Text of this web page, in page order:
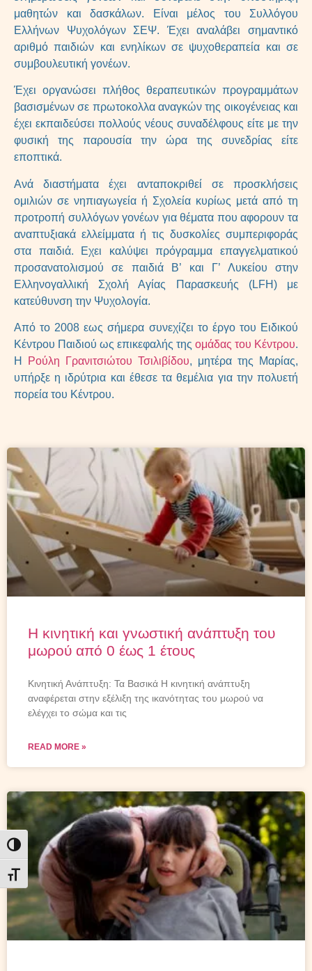
Εναλλαγή Υψηλής Αντίθεσης
Εναλλαγή Μεγέθους Γραμμάτων
μαθητών και δασκάλων. Είναι μέλος του Συλλόγου
Ελλήνων Ψυχολόγων ΣΕΨ. Έχει αναλάβει σημαντικό
αριθμό παιδιών και ενηλίκων σε ψυχοθεραπεία και σε
συμβουλευτική γονέων.
Έχει οργανώσει πλήθος θεραπευτικών προγραμμάτων
βασισμένων σε πρωτοκολλα αναγκών της οικογένειας και
έχει εκπαιδεύσει πολλούς νέους συναδέλφους είτε με την
φυσική της παρουσία την ώρα της συνεδρίας είτε
εποπτικά.
Ανά διαστήματα έχει ανταποκριθεί σε προσκλήσεις
ομιλιών σε νηπιαγωγεία ή Σχολεία κυρίως μετά από τη
προτροπή συλλόγων γονέων για θέματα που αφορουν τα
αναπτυξιακά ελλείμματα ή τις δυσκολίες συμπεριφοράς
στα παιδιά. Εχει καλύψει πρόγραμμα επαγγελματικού
προσανατολισμού σε παιδιά B’ και Γ’ Λυκείου στην
Ελληνογαλλική Σχολή Αγίας Παρασκευής (LFH) με
κατεύθυνση την Ψυχολογία.
Από το 2008 εως σήμερα συνεχίζει το έργο του Ειδικού
Κέντρου Παιδιού ως επικεφαλής της ομάδας του Κέντρου.
Η
Ρούλη Γρανιτσιώτου Τσιλιβίδου, μητέρα της Μαρίας,
υπήρξε η ιδρύτρια και έθεσε τα θεμέλια για την πολυετή
πορεία του Κέντρου.
Η κινητική και γνωστική ανάπτυξη του
μωρού από 0 έως 1 έτους
Κινητική Ανάπτυξη: Τα Βασικά Η κινητική ανάπτυξη
αναφέρεται στην εξέλιξη της ικανότητας του μωρού να
ελέγχει το σώμα και τις
READ MORE »